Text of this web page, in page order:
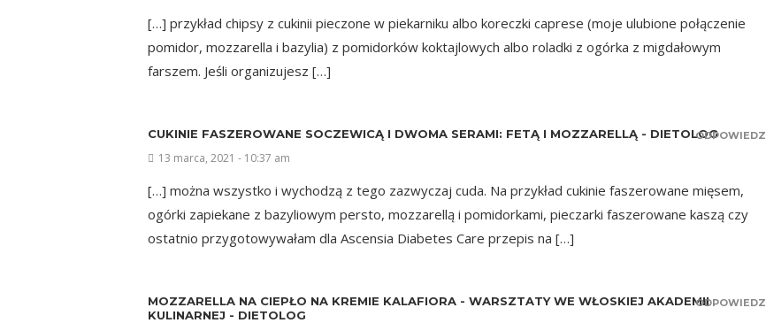
[…] przykład chipsy z cukinii pieczone w piekarniku albo koreczki caprese (moje ulubione połączenie
pomidor, mozzarella i bazylia) z pomidorków koktajlowych albo roladki z ogórka z migdałowym
farszem. Jeśli organizujesz […]
CUKINIE FASZEROWANE SOCZEWICĄ I DWOMA SERAMI: FETĄ I MOZZARELLĄ - DIETOLOG
13 marca, 2021 - 10:37 am
[…] można wszystko i wychodzą z tego zazwyczaj cuda. Na przykład cukinie faszerowane mięsem,
ogórki zapiekane z bazyliowym persto, mozzarellą i pomidorkami, pieczarki faszerowane kaszą czy
ostatnio przygotowywałam dla Ascensia Diabetes Care przepis na […]
ODPOWIEDZ
MOZZARELLA NA CIEPŁO NA KREMIE KALAFIORA - WARSZTATY WE WŁOSKIEJ AKADEMII
KULINARNEJ - DIETOLOG
ODPOWIEDZ